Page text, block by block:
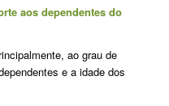
aos dependentes do
ao grau de
e a idade dos